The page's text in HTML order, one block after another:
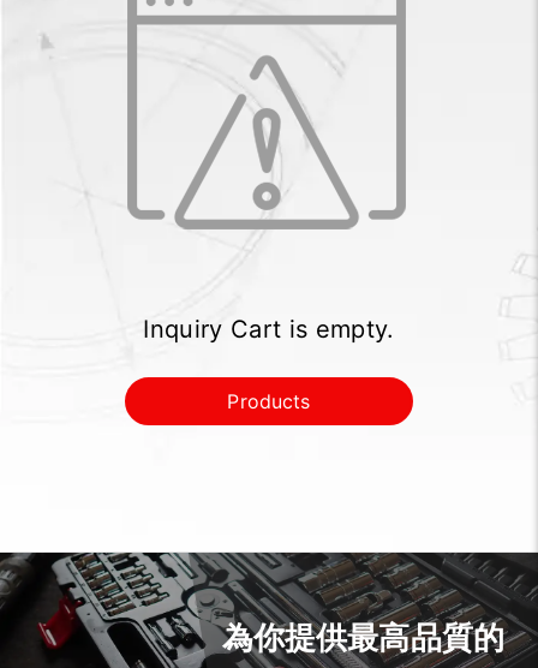
Inquiry Cart is empty.
Products
為你提供最高品質的